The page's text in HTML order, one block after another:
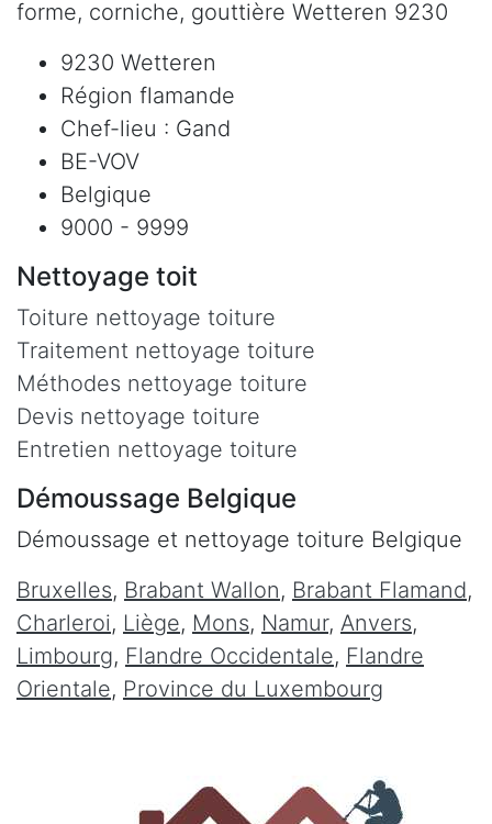
forme, corniche, gouttière Wetteren 9230
9230 Wetteren
Région flamande
Chef-lieu : Gand
BE-VOV
Belgique
9000 - 9999
Nettoyage toit
Toiture nettoyage toiture
Traitement nettoyage toiture
Méthodes nettoyage toiture
Devis nettoyage toiture
Entretien nettoyage toiture
Démoussage Belgique
Démoussage et nettoyage toiture Belgique
Bruxelles, Brabant Wallon, Brabant Flamand,
Charleroi, Liège, Mons, Namur, Anvers,
Limbourg, Flandre Occidentale, Flandre
Orientale, Province du Luxembourg